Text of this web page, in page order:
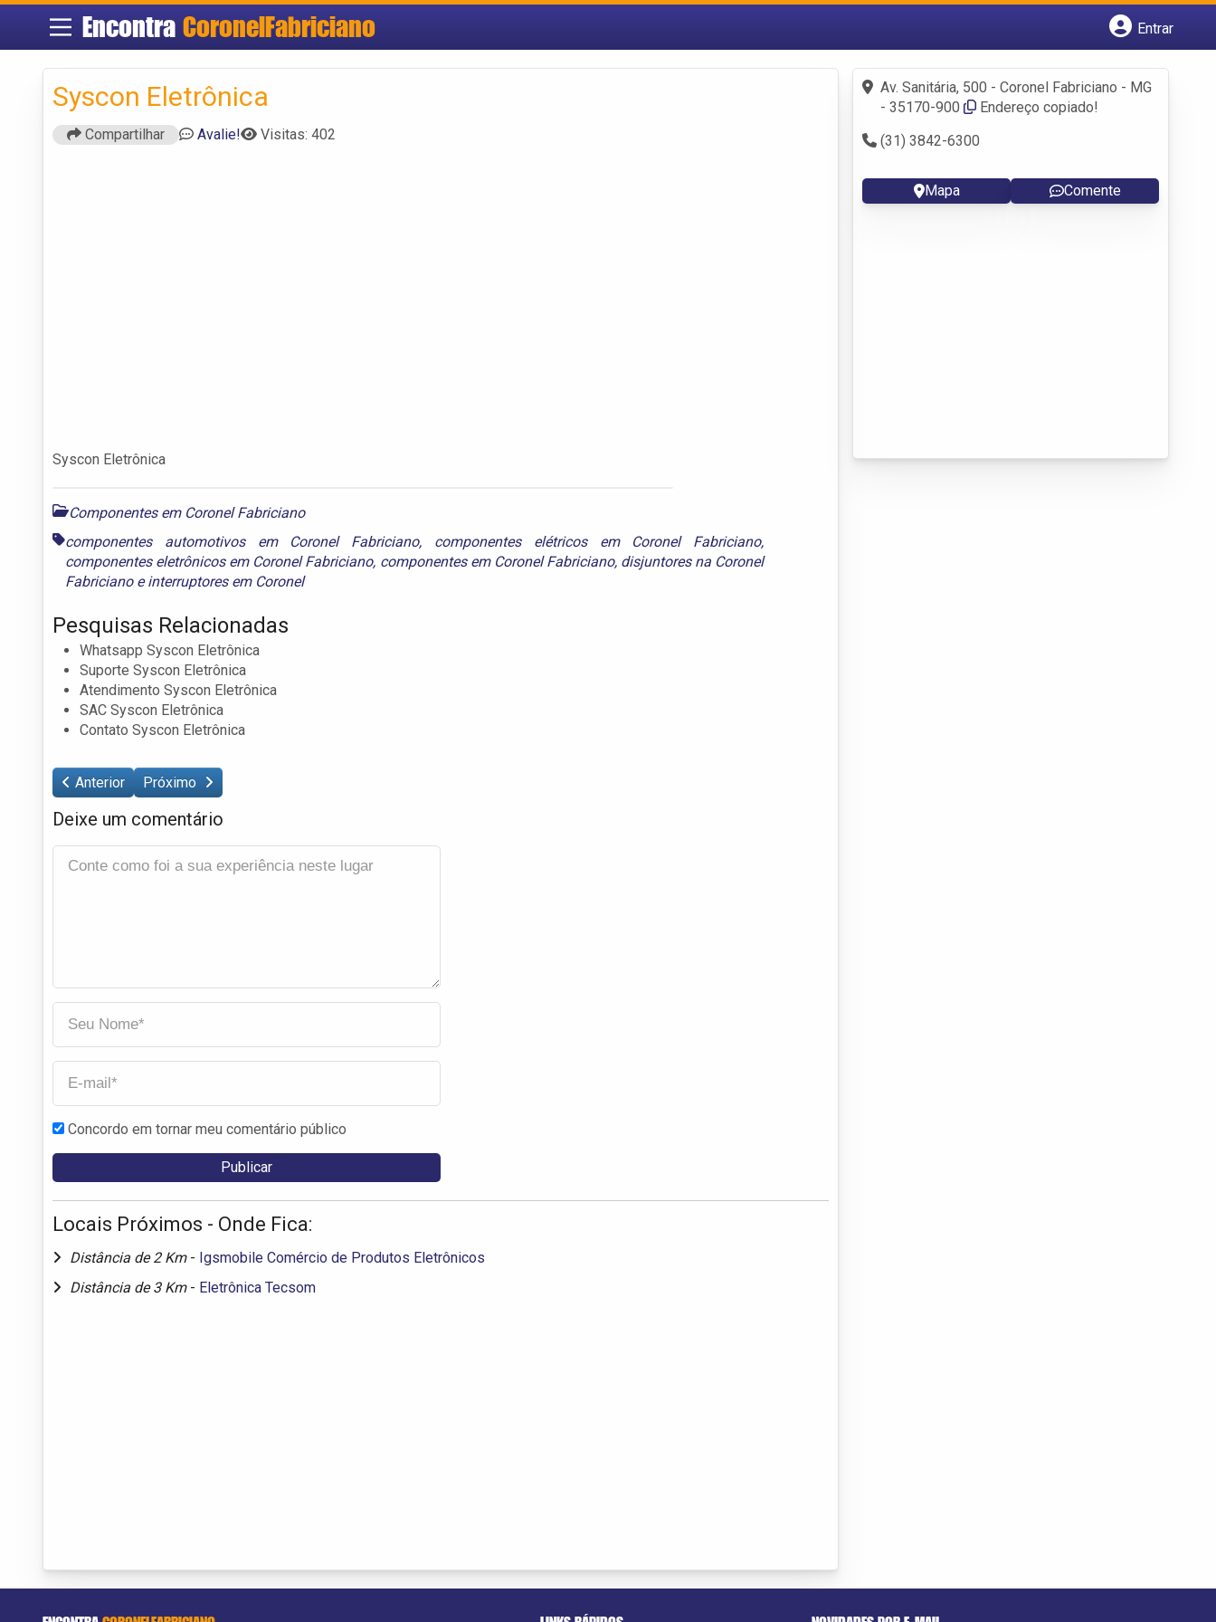
Encontra CoronelFabriciano
Entrar
Fazer login
Criar conta
Syscon Eletrônica
Compartilhar Avalie! Visitas: 402
Syscon Eletrônica
Componentes em Coronel Fabriciano
componentes automotivos em Coronel Fabriciano, componentes elétricos em Coronel Fabriciano,
componentes eletrônicos em Coronel Fabriciano, componentes em Coronel Fabriciano, disjuntores na Coronel
Fabricianoeinterruptores em Coronel
Pesquisas Relacionadas
Whatsapp Syscon Eletrônica
Suporte Syscon Eletrônica
Atendimento Syscon Eletrônica
SAC Syscon Eletrônica
Contato Syscon Eletrônica
Anterior Próximo
Deixe um comentário
Concordo em tornar meu comentário público
Locais Próximos - Onde Fica:
Distância de 2 Km - Igsmobile Comércio de Produtos Eletrônicos
Distância de 3 Km - Eletrônica Tecsom
Av. Sanitária, 500 - Coronel Fabriciano - MG
- 35170-900‎
Endereço copiado!
(31) 3842-6300
Mapa Comente